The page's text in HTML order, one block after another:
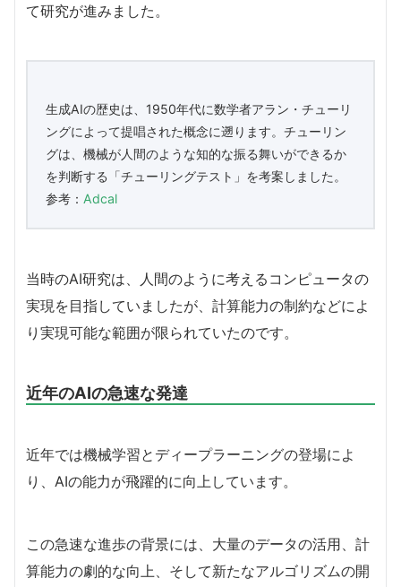
て研究が進みました。
生成AIの歴史は、1950年代に数学者アラン・チューリ
ングによって提唱された概念に遡ります。チューリン
グは、機械が人間のような知的な振る舞いができるか
を判断する「チューリングテスト」を考案しました。
参考： Adcal
当時のAI研究は、人間のように考えるコンピュータの
実現を目指していましたが、計算能力の制約などによ
り実現可能な範囲が限られていたのです。
近年のAIの急速な発達
近年では機械学習とディープラーニングの登場によ
り、AIの能力が飛躍的に向上しています。
この急速な進歩の背景には、大量のデータの活用、計
算能力の劇的な向上、そして新たなアルゴリズムの開